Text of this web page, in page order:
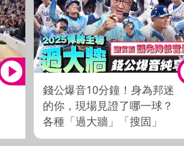
錢公爆音10分鐘！身為邦迷
的你，現場見證了哪一球？
各種「過大牆」「搜固」
「峰砲炸裂」「Foul pole 決